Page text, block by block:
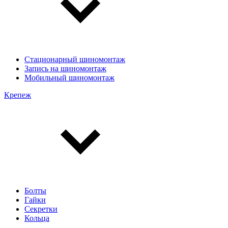
Стационарный шиномонтаж
Запись на шиномонтаж
Мобильный шиномонтаж
Крепеж
Болты
Гайки
Секретки
Кольца